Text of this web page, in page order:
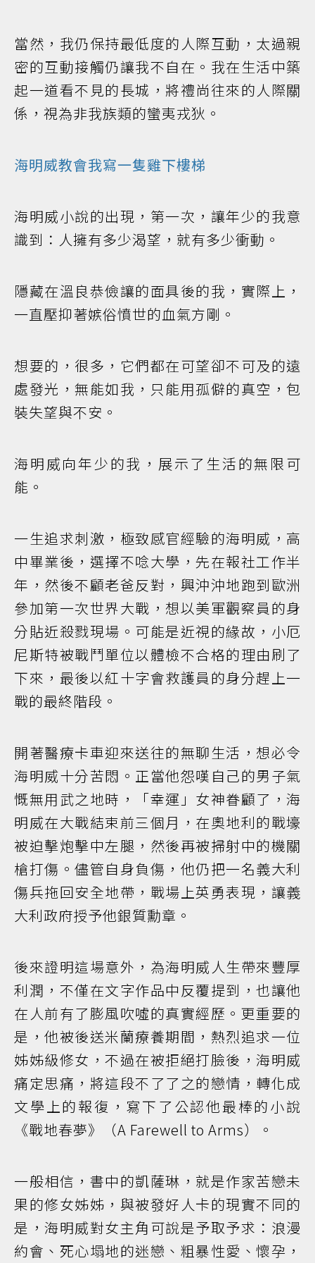
當然，我仍保持最低度的人際互動，太過親
密的互動接觸仍讓我不自在。我在生活中築
起一道看不見的長城，將禮尚往來的人際關
係，視為非我族類的蠻夷戎狄。
海明威教會我寫一隻雞下樓梯
海明威小說的出現，第一次，讓年少的我意
識到：人擁有多少渴望，就有多少衝動。
隱藏在溫良恭儉讓的面具後的我，實際上，
一直壓抑著嫉俗憤世的血氣方剛。
想要的，很多，它們都在可望卻不可及的遠
處發光，無能如我，只能用孤僻的真空，包
裝失望與不安。
海明威向年少的我，展示了生活的無限可
能。
一生追求刺激，極致感官經驗的海明威，高
中畢業後，選擇不唸大學，先在報社工作半
年，然後不顧老爸反對，興沖沖地跑到歐洲
參加第一次世界大戰，想以美軍觀察員的身
分貼近殺戮現場。可能是近視的緣故，小厄
尼斯特被戰鬥單位以體檢不合格的理由刷了
下來，最後以紅十字會救護員的身分趕上一
戰的最終階段。
開著醫療卡車迎來送往的無聊生活，想必令
海明威十分苦悶。正當他怨嘆自己的男子氣
慨無用武之地時，「幸運」女神眷顧了，海
明威在大戰結束前三個月，在奧地利的戰壕
被迫擊炮擊中左腿，然後再被掃射中的機關
槍打傷。儘管自身負傷，他仍把一名義大利
傷兵拖回安全地帶，戰場上英勇表現，讓義
大利政府授予他銀質勳章。
後來證明這場意外，為海明威人生帶來豐厚
利潤，不僅在文字作品中反覆提到，也讓他
在人前有了膨風吹噓的真實經歷。更重要的
是，他被後送米蘭療養期間，熱烈追求一位
姊姊級修女，不過在被拒絕打臉後，海明威
痛定思痛，將這段不了了之的戀情，轉化成
文學上的報復，寫下了公認他最棒的小說
《戰地春夢》（A Farewell to Arms）。
一般相信，書中的凱薩琳，就是作家苦戀未
果的修女姊姊，與被發好人卡的現實不同的
是，海明威對女主角可說是予取予求：浪漫
約會、死心塌地的迷戀、粗暴性愛、懷孕，